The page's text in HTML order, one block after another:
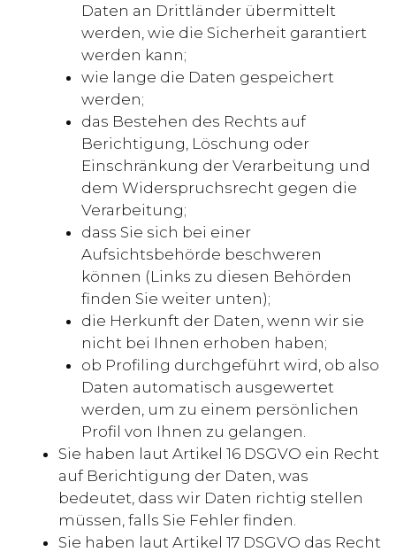
Daten an Drittländer übermittelt
werden, wie die Sicherheit garantiert
werden kann;
wie lange die Daten gespeichert
werden;
das Bestehen des Rechts auf
Berichtigung, Löschung oder
Einschränkung der Verarbeitung und
dem Widerspruchsrecht gegen die
Verarbeitung;
dass Sie sich bei einer
Aufsichtsbehörde beschweren
können (Links zu diesen Behörden
finden Sie weiter unten);
die Herkunft der Daten, wenn wir sie
nicht bei Ihnen erhoben haben;
ob Profiling durchgeführt wird, ob also
Daten automatisch ausgewertet
werden, um zu einem persönlichen
Profil von Ihnen zu gelangen.
Sie haben laut Artikel 16 DSGVO ein Recht
auf Berichtigung der Daten, was
bedeutet, dass wir Daten richtig stellen
müssen, falls Sie Fehler finden.
Sie haben laut Artikel 17 DSGVO das Recht